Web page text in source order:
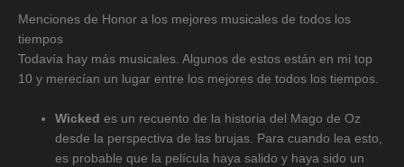
Menciones de Honor a los mejores musicales de todos los
tiempos
Todavía hay más musicales. Algunos de estos están en mi top
10 y merecían un lugar entre los mejores de todos los tiempos.
Wickedes un recuento de la historia del Mago de Oz
desde la perspectiva de las brujas. Para cuando lea esto,
es probable que la película haya salido y haya sido un